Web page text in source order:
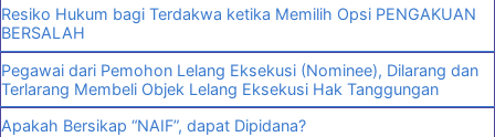
Resiko Hukum bagi Terdakwa ketika Memilih Opsi PENGAKUAN
BERSALAH
Pegawai dari Pemohon Lelang Eksekusi (Nominee), Dilarang dan
Terlarang Membeli Objek Lelang Eksekusi Hak Tanggungan
Apakah Bersikap “NAIF”, dapat Dipidana?